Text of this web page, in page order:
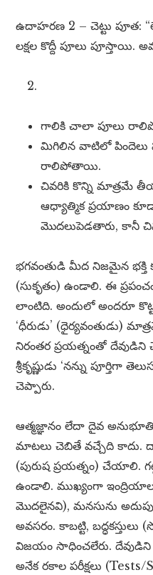
ఉదాహరణ 2 – చెట్టు పూత:
లక్షల కొద్దీ పూలు పూస్తాయి.
గాలికి చాలా పూలు
మిగిలిన వాటిలో
రాలిపోతాయి.
చివరికి కొన్ని మాత్రమే
ఆధ్యాత్మిక ప్రయాణం
మొదలుపెడతారు, కానీ
భగవంతుడి మీద నిజమైన భక్తి
(సుకృతం) ఉండాలి. ఈ
లాంటిది. అందులో అందరూ
‘ధీరుడు’ (ధైర్యవంతుడు)
నిరంతర ప్రయత్నంతో దేవుడిని
శ్రీకృష్ణుడు ‘నన్ను పూర్తిగా
చెప్పారు.
ఆత్మజ్ఞానం లేదా దైవ
మాటలు చెబితే వచ్చేది కాదు.
(పురుష ప్రయత్నం) చేయాలి.
ఉండాలి. ముఖ్యంగా
మొదలైనవి), మనసును
అవసరం. కాబట్టి,
విజయం సాధించలేరు. దేవుడిని
అనేక రకాల పరీక్షలు